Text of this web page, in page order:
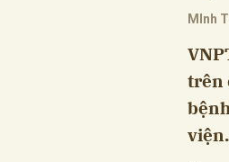
MInh
trên
viện.